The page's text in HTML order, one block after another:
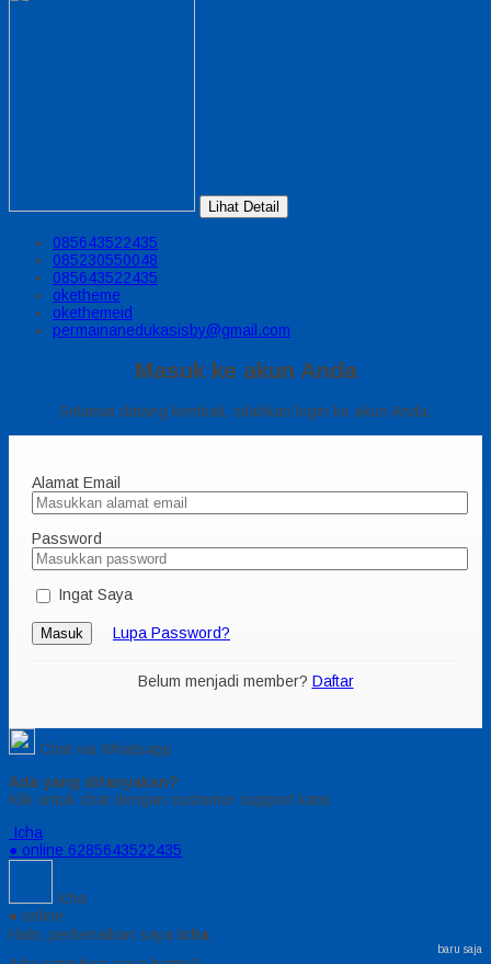
Lihat Detail
085643522435
085230550048
085643522435
oketheme
okethemeid
permainanedukasisby@gmail.com
Masuk ke akun Anda
Selamat datang kembali, silahkan login ke akun Anda.
Alamat Email
Password
Ingat Saya
Masuk Lupa Password?
Belum menjadi member? Daftar
Chat via Whatsapp
Ada yang ditanyakan?
Klik untuk chat dengan customer support kami
Icha
● online 6285643522435
Icha
● online
Halo, perkenalkan saya Icha
baru saja